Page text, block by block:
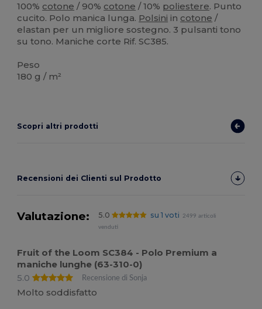
100% cotone / 90% cotone / 10% poliestere. Punto
cucito. Polo manica lunga. Polsini in cotone /
elastan per un migliore sostegno. 3 pulsanti tono
su tono. Maniche corte Rif. SC385.
Peso
180 g / m²
Scopri altri prodotti
Recensioni dei Clienti sul Prodotto
Valutazione: 5.0 su 1 voti
2499 articoli
venduti
Fruit of the Loom SC384 - Polo Premium a
maniche lunghe (63-310-0)
5.0
Recensione di Sonja
Molto soddisfatto